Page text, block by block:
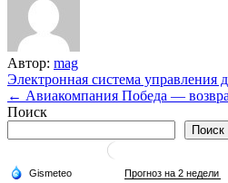
Автор: mag
Навигация
по
Электронная система
← Авиакомпания Победа —
Поиск
Поиск